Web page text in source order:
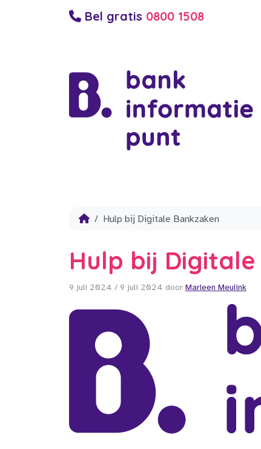
Bel gratis 0800 1508
Hulp bij Digitale Bankzaken
Hulp bij
9 juli 2024 / 9 juli 2024 door Marleen Meulink